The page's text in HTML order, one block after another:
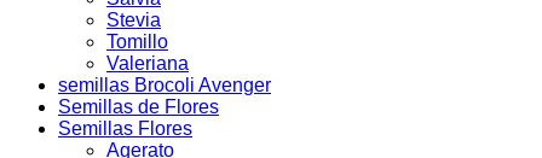
Stevia
Tomillo
Valeriana
semillas Brocoli Avenger
Semillas de Flores
Semillas Flores
Agerato